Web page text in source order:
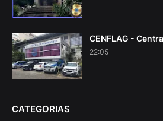
CENFLAG -
22:05
CATEGORIAS